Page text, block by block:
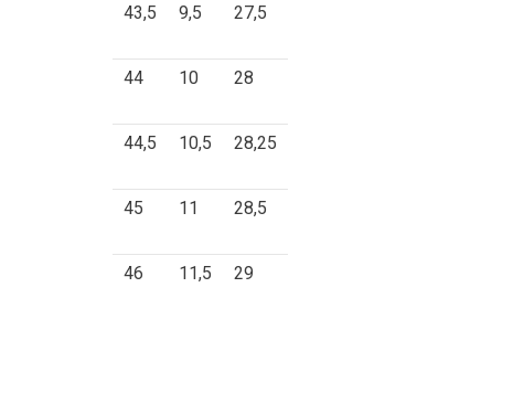
43,5 9,5 27,5
44 10 28
44,5 10,5 28,25
45 11 28,5
46 11,5 29